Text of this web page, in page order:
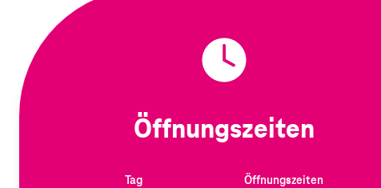
Öffnungszeiten
Tag
Öffnungszeiten